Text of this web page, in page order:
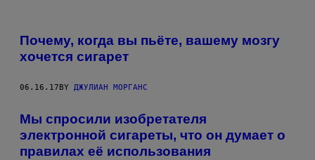
Почему, когда вы пьёте, вашему мозгу
хочется сигарет
06.16.17 BY ДЖУЛИАН МОРГАНС
Мы спросили изобретателя
электронной сигареты, что он думает о
правилах её использования